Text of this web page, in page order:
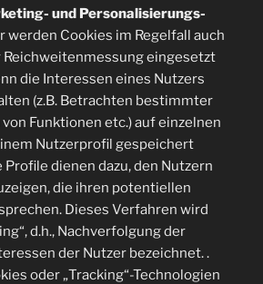
und Personalisierungs-
werden Cookies im Regelfall auch
Reichweitenmessung eingesetzt
die Interessen eines Nutzers
(z.B. Betrachten bestimmter
Funktionen etc.) auf einzelnen
Nutzerprofil gespeichert
Profile dienen dazu, den Nutzern
die ihren potentiellen
Dieses Verfahren wird
d.h., Nachverfolgung der
der Nutzer bezeichnet. .
oder „Tracking“-Technologien